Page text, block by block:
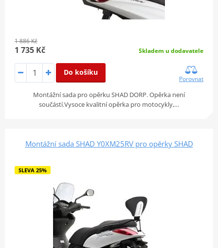
1 886 Kč
1 735 Kč Skladem u dodavatele
Do košíku
Porovnat
Montážní sada pro opěrku SHAD DORP. Opěrka není
součástí.Vysoce kvalitní opěrka pro motocykly,…
Montážní sada SHAD Y0XM25RV pro opěrky SHAD
SLEVA 25%